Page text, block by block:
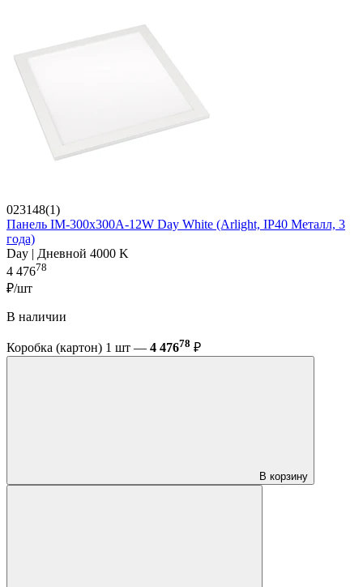
023148(1)
Панель IM-300x300A-12W Day White (Arlight, IP40 Металл, 3
года)
Day | Дневной 4000 K
4 47678
₽/шт
В наличии
Коробка (картон) 1 шт — 4 47678 ₽
В корзину